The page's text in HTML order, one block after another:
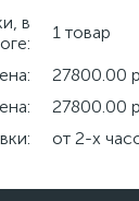
в
1 товар
27800.00
27800.00
от 2-х